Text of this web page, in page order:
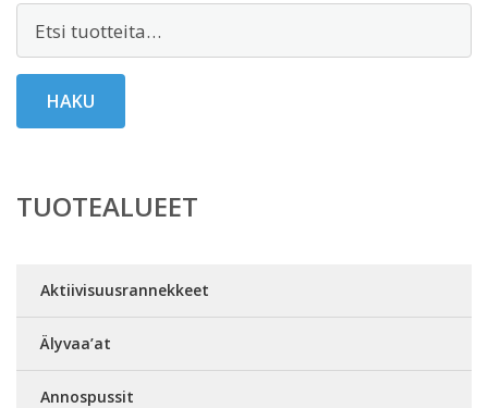
HAKU
TUOTEALUEET
Aktiivisuusrannekkeet
Älyvaa’at
Annospussit